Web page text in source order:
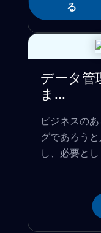
る
データ管
ま...
ビジネスの
グであろう
し、必要と